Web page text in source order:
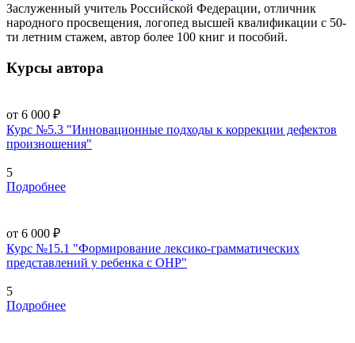
Заслуженный учитель Российской Федерации, отличник
народного просвещения, логопед высшей квалификации с 50-
ти летним стажем, автор более 100 книг и пособий.
Курсы автора
от 6 000 ₽
Курс №5.3 "Инновационные подходы к коррекции дефектов
произношения"
5
Подробнее
от 6 000 ₽
Курс №15.1 "Формирование лексико-грамматических
представлений у ребенка с ОНР"
5
Подробнее